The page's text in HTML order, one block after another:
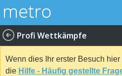
Profi Wettkämpfe
Wenn dies Ihr erster Besuch
die Hilfe - Häufig gestellte